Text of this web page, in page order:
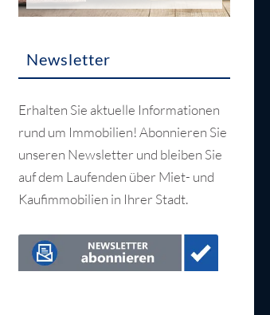
Newsletter
Erhalten Sie aktuelle Informationen
rund um Immobilien! Abonnieren Sie
unseren Newsletter und bleiben Sie
auf dem Laufenden über Miet- und
Kaufimmobilien in Ihrer Stadt.